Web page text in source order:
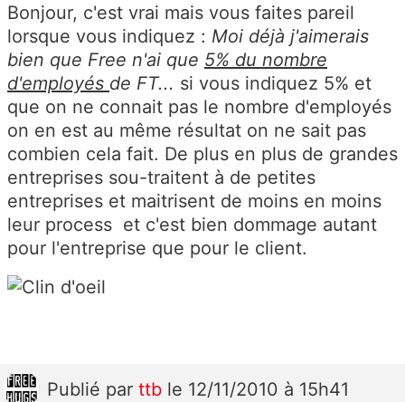
Bonjour, c'est vrai mais vous faites pareil
lorsque vous indiquez : Moi déjà j'aimerais
bien que Free n'ai que 5% du nombre
d'employés de FT... si vous indiquez 5% et
que on ne connait pas le nombre d'employés
on en est au même résultat on ne sait pas
combien cela fait. De plus en plus de grandes
entreprises sou-traitent à de petites
entreprises et maitrisent de moins en moins
leur process et c'est bien dommage autant
pour l'entreprise que pour le client.
Publié par ttb le 12/11/2010 à 15h41